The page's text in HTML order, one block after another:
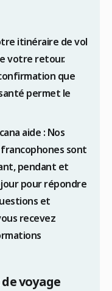
itinéraire de vol
votre retour.
que
permet le
aide : Nos
sont
pendant et
pour répondre
et
recevez
voyage